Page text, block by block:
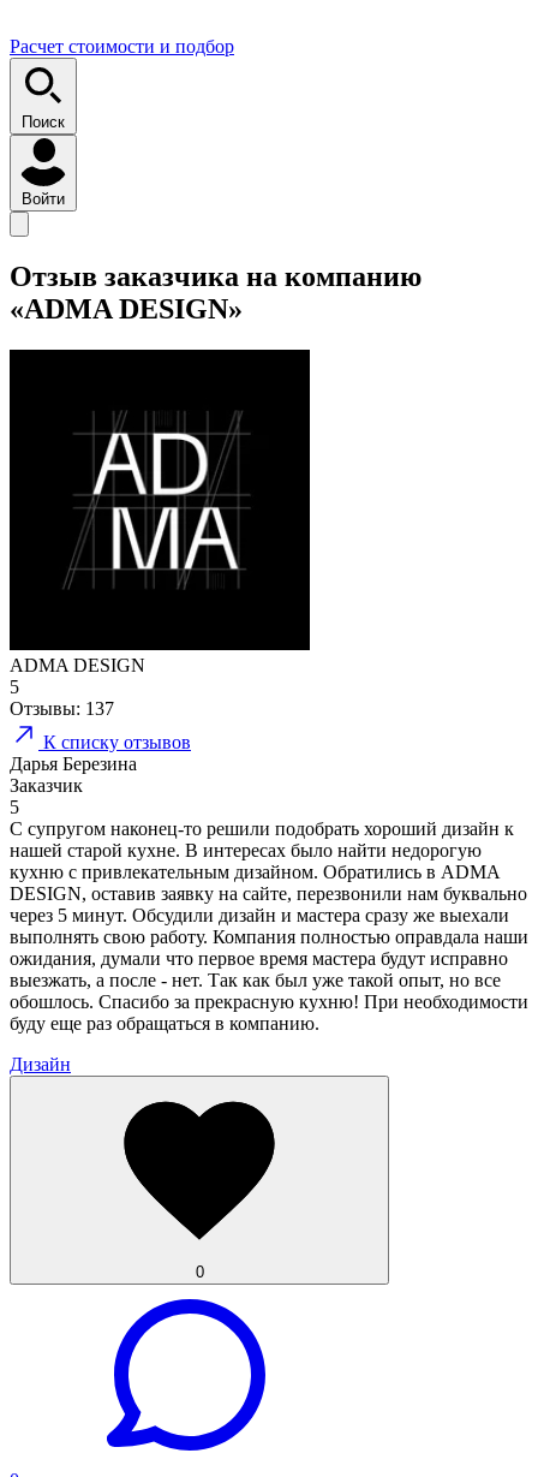
Расчет стоимости и подбор
Поиск
Войти
Отзыв заказчика на компанию
«ADMA DESIGN»
ADMA DESIGN
5
Отзывы: 137
К списку отзывов
Дарья Березина
Заказчик
5
С супругом наконец-то решили подобрать хороший дизайн к
нашей старой кухне. В интересах было найти недорогую
кухню с привлекательным дизайном. Обратились в ADMA
DESIGN, оставив заявку на сайте, перезвонили нам буквально
через 5 минут. Обсудили дизайн и мастера сразу же выехали
выполнять свою работу. Компания полностью оправдала наши
ожидания, думали что первое время мастера будут исправно
выезжать, а после - нет. Так как был уже такой опыт, но все
обошлось. Спасибо за прекрасную кухню! При необходимости
буду еще раз обращаться в компанию.
Дизайн
0